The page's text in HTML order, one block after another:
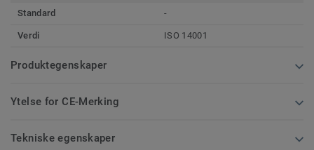
Standard
-
Verdi ISO 14001
Produktegenskaper
Ytelse for CE-Merking
Tekniske egenskaper